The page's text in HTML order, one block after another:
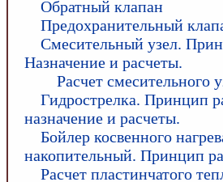
Обратный клапан
Предохранительный
Смесительный узел.
Назначение и расчеты.
Расчет смесительного
Гидрострелка. Принцип
назначение и расчеты.
Бойлер косвенного
накопительный. Принцип
Расчет пластинчатого